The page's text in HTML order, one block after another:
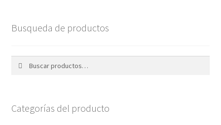
Busqueda de productos
Categorías del producto